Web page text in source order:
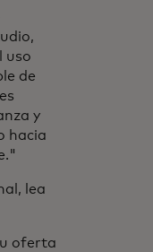
uso
de
y
hacia
lea
una pestaña nueva
oferta